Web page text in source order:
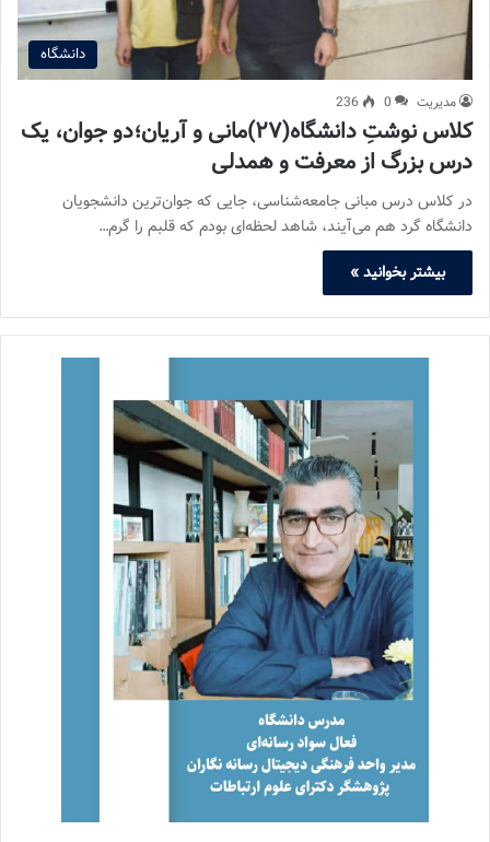
دانشگاه
مدیریت 0
236
کلاس نوشتِ دانشگاه(۲۷)مانی و آریان؛دو جوان، یک
درس بزرگ از معرفت و همدلی
در کلاس درس مبانی جامعه‌شناسی، جایی که جوان‌ترین دانشجویان
دانشگاه گرد هم می‌آیند، شاهد لحظه‌ای بودم که قلبم را گرم…
بیشتر بخوانید »